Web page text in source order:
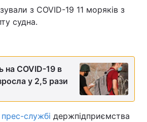
Світ
Лайт
з COVID-19 11 моряків з
судна.
на COVID-19 в
у 2,5 рази
службі держпідприємства